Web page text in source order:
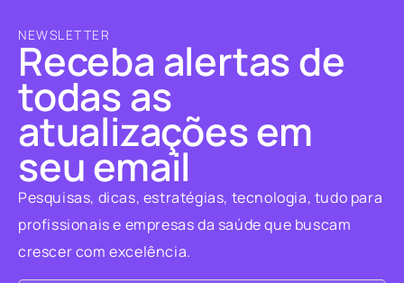
NEWSLETTER
Receba alertas de
todas as
atualizações em
seu email
Pesquisas, dicas, estratégias, tecnologia, tudo para
profissionais e empresas da saúde que buscam
crescer com excelência.